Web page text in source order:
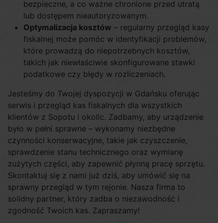
bezpieczne, a co ważne chronione przed utratą
lub dostępem nieautoryzowanym.
Optymalizacja kosztów – regularny przegląd kasy
fiskalnej może pomóc w identyfikacji problemów,
które prowadzą do niepotrzebnych kosztów,
takich jak niewłaściwie skonfigurowane stawki
podatkowe czy błędy w rozliczeniach.
Jesteśmy do Twojej dyspozycji w Gdańsku oferując
serwis i przegląd kas fiskalnych dla wszystkich
klientów z Sopotu i okolic. Zadbamy, aby urządzenie
było w pełni sprawne – wykonamy niezbędne
czynności konserwacyjne, takie jak czyszczenie,
sprawdzenie stanu technicznego oraz wymianę
zużytych części, aby zapewnić płynną pracę sprzętu.
Skontaktuj się z nami już dziś, aby umówić się na
sprawny przegląd w tym rejonie. Nasza firma to
solidny partner, który zadba o niezawodność i
zgodność Twoich kas. Zapraszamy!